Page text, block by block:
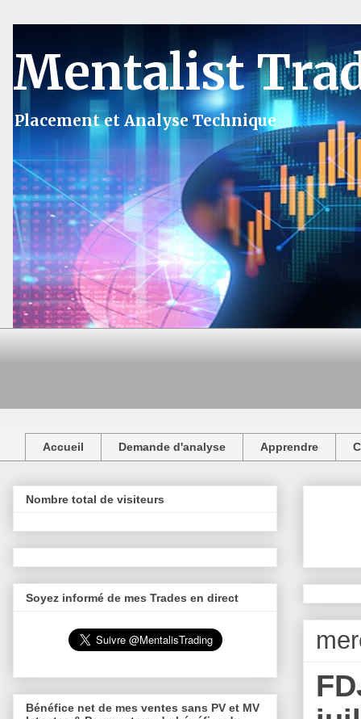
Mentalist
Placement et Analyse Technique
Accueil Demande d'analyse Apprendre
Nombre total de visiteurs
Soyez informé de mes Trades en direct
Bénéfice net de mes ventes sans PV et MV